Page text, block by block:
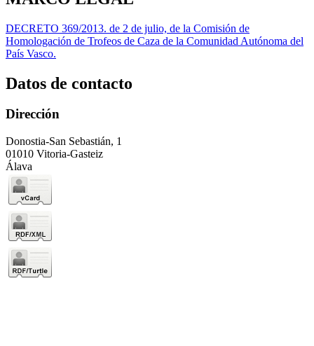
DECRETO 369/2013. de 2 de julio, de la Comisión de
Homologación de Trofeos de Caza de la Comunidad Autónoma del
País Vasco.
Datos de contacto
Dirección
Donostia-San Sebastián, 1
01010 Vitoria-Gasteiz
Álava